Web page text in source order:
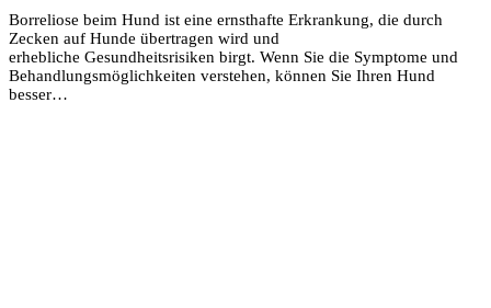
Borreliose beim Hund ist eine ernsthafte Erkrankung, die durch
Zecken auf Hunde übertragen wird und
erhebliche Gesundheitsrisiken birgt. Wenn Sie die Symptome und
Behandlungsmöglichkeiten verstehen, können Sie Ihren Hund
besser…